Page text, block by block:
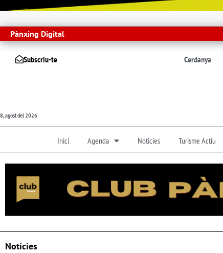
Pànxing Digital
Subscriu-te Cerdanya
8, agost del 2026
Inici Agenda Noticies Turisme Actiu
Notícies